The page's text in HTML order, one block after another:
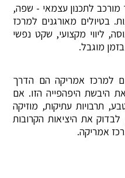
לתכנון עצמאי - שפה,
בטיולים מאורגנים למרכז
ליווי מקצועי, שקט נפשי
מוגבל.
למרכז אמריקה הם הדרך
היבשת היפהפייה הזו. אם
תרבויות עתיקות, מוזיקה
את היציאות הקרובות
אמריקה.